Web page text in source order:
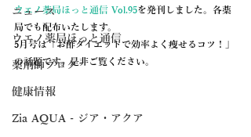
ニュース
ウエノ薬局ほっと通信
薬剤師ブログ
健康情報
Zia AQUA - ジア・アクア
ウエノ薬局ほっと通信 Vol.95を発刊しました。各薬
局でも配布いたします。
5月号は「お酢ダイエットで効率よく痩せるコツ！」
の話題です。是非ご覧ください。